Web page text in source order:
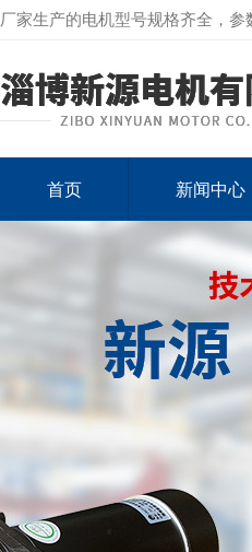
厂家生产的电机型号规格齐全，
首页 新闻中心